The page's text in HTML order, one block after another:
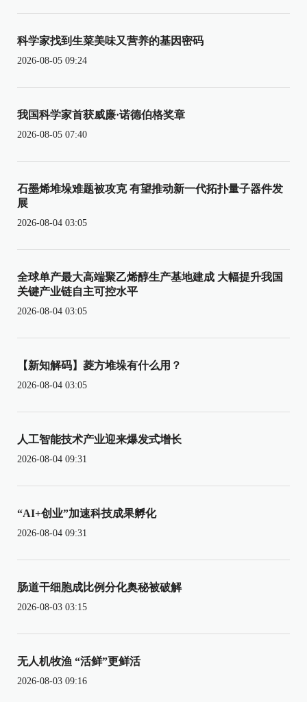
科学家找到生菜美味又营养的基因密码
2026-08-05 09:24
我国科学家首获威廉·诺德伯格奖章
2026-08-05 07:40
石墨烯堆垛难题被攻克 有望推动新一代拓扑量子器件发
展
2026-08-04 03:05
全球单产最大高端聚乙烯醇生产基地建成 大幅提升我国
关键产业链自主可控水平
2026-08-04 03:05
【新知解码】菱方堆垛有什么用？
2026-08-04 03:05
人工智能技术产业迎来爆发式增长
2026-08-04 09:31
“AI+创业”加速科技成果孵化
2026-08-04 09:31
肠道干细胞成比例分化奥秘被破解
2026-08-03 03:15
无人机牧渔 “活鲜”更鲜活
2026-08-03 09:16